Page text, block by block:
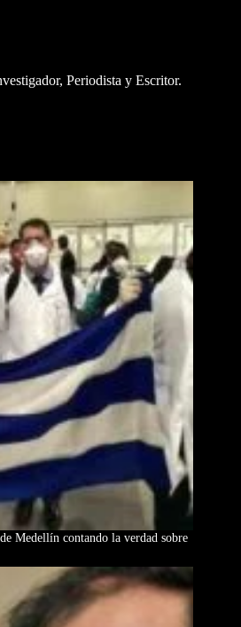
Periodista y Escritor.
Medellín contando la verdad sobre